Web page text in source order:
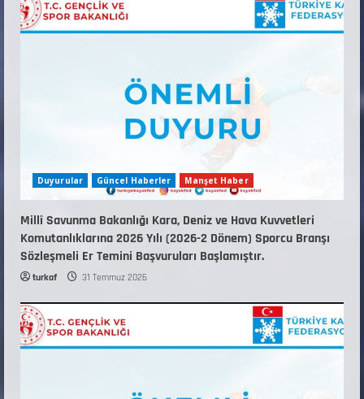
KAYAKLI KOŞU VE BİATHLON 3.KADEME
Duyurular Güncel Haberler Manşet Haber
Millî Savunma Bakanlığı Kara, Deniz ve Hava Kuvvetleri
Komutanlıklarına 2026 Yılı (2026-2 Dönem) Sporcu Branşı
Sözleşmeli Er Temini Başvuruları Başlamıştır.
turkaf 31 Temmuz 2026